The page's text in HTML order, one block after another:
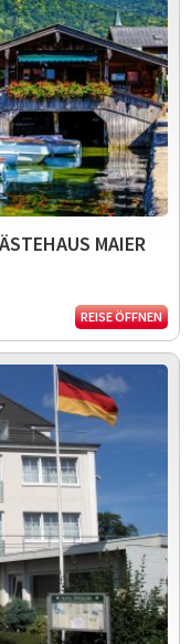
MAIER
REISE ÖFFNEN